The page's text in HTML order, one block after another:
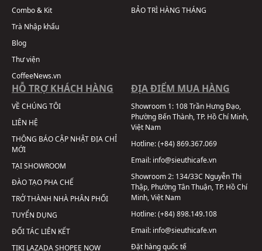
Combo & Kit
Trà Nhập khẩu
Blog
Thư viện
CoffeeNews.vn
BẢO TRÌ HÀNG THÁNG
HỖ TRỢ KHÁCH HÀNG
VỀ CHÚNG TÔI
LIÊN HỆ
THÔNG BÁO CẬP NHẬT ĐỊA CHỈ
MỚI
TẠI SHOWROOM
ĐÀO TẠO PHA CHẾ
TRỞ THÀNH NHÀ PHÂN PHỐI
TUYỂN DỤNG
ĐỐI TÁC LIÊN KẾT
TIKI LAZADASHOPEE NOW
ĐỊA ĐIỂM MUA HÀNG
Showroom 1: 108 Trần Hưng Đạo,
Phường Bến Thành, TP. Hồ Chí Minh,
Việt Nam
Hotline:(+84) 869.367.069
Email: info@sieuthicafe.vn
Showroom 2: 134/33C Nguyễn Thị
Thập, Phường Tân Thuận, TP. Hồ Chí
Minh, Việt Nam
Hotline:(+84) 898.149.108
Email: info@sieuthicafe.vn
Đặt hàng quốc tế